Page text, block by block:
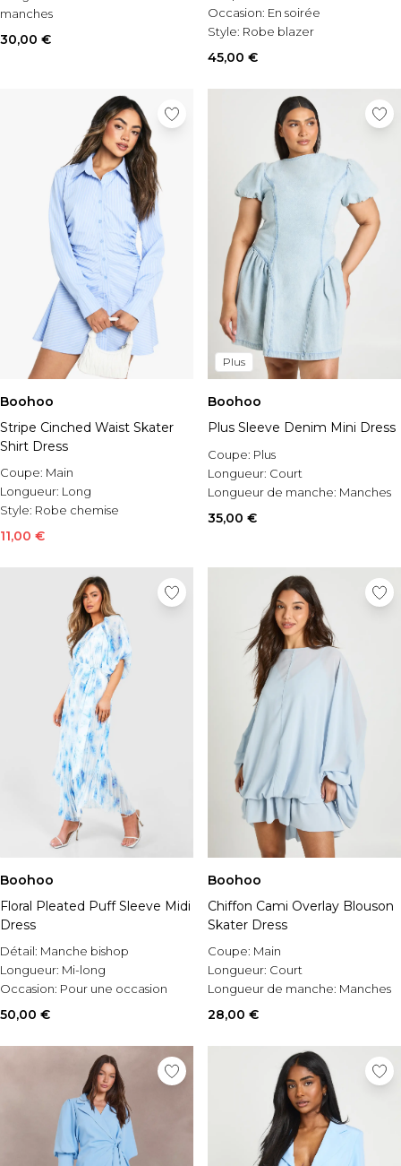
manches
Occasion:
30,00 €
Occasion: En soirée
Style: Robe blazer
45,00 €
Boohoo
Stripe Cinched Waist Skater
Shirt Dress
Coupe: Main
Longueur: Long
Style: Robe chemise
11,00 €
Plus
Boohoo
Plus Sleeve Denim Mini Dress
Coupe: Plus
Longueur: Court
Longueur de manche: Manches
courtes
35,00 €
Boohoo
Floral Pleated Puff Sleeve Midi
Dress
Détail: Manche bishop
Longueur: Mi-long
Occasion: Pour une occasion
spéciale
50,00 €
Boohoo
Chiffon Cami Overlay Blouson
Skater Dress
Coupe: Main
Longueur: Court
Longueur de manche: Manches
longues
28,00 €